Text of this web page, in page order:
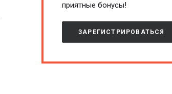
приятные бонусы!
ЗАРЕГИСТРИРОВАТЬСЯ